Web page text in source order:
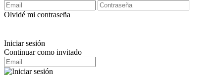
Olvidé mi contraseña
Iniciar sesión
Continuar como invitado